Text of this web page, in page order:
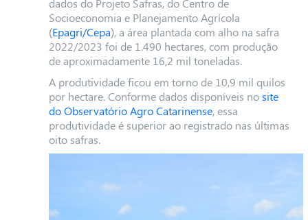
dados do Projeto Safras, do Centro de
Socioeconomia e Planejamento Agrícola
(Epagri/Cepa), a área plantada com alho na safra
2022/2023 foi de 1.490 hectares, com produção
de aproximadamente 16,2 mil toneladas.
A produtividade ficou em torno de 10,9 mil quilos
por hectare. Conforme dados disponíveis nosite
do Observatório Agro Catarinense, essa
produtividade é superior ao registrado nas últimas
oito safras.